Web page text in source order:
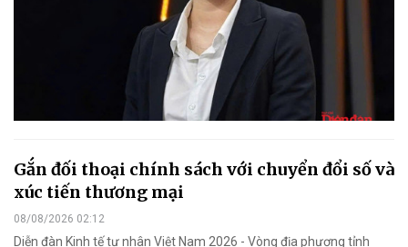
Gắn đối thoại chính sách với chuyển đổi số và
xúc tiến thương mại
08/08/2026 02:12
Diễn đàn Kinh tế tư nhân Việt Nam 2026 - Vòng địa phương tỉnh